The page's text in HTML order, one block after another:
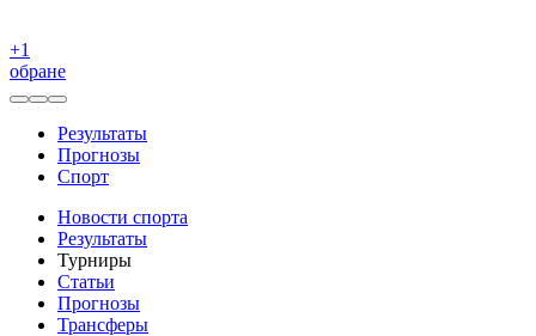
+1
обране
Результаты
Прогнозы
Спорт
Новости спорта
Результаты
Турниры
Статьи
Прогнозы
Трансферы